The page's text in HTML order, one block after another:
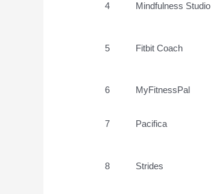
4 Mindfulness Studio
5 Fitbit Coach
6 MyFitnessPal
7 Pacifica
8 Strides